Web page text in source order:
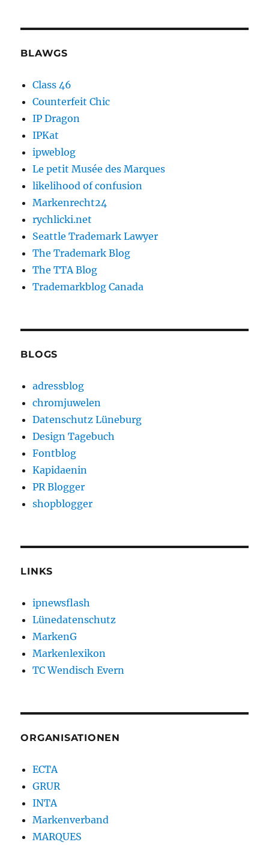
BLAWGS
Class 46
Counterfeit Chic
IP Dragon
IPKat
ipweblog
Le petit Musée des Marques
likelihood of confusion
Markenrecht24
rychlicki.net
Seattle Trademark Lawyer
The Trademark Blog
The TTA Blog
Trademarkblog Canada
BLOGS
adressblog
chromjuwelen
Datenschutz Lüneburg
Design Tagebuch
Fontblog
Kapidaenin
PR Blogger
shopblogger
LINKS
ipnewsflash
Lünedatenschutz
MarkenG
Markenlexikon
TC Wendisch Evern
ORGANISATIONEN
ECTA
GRUR
INTA
Markenverband
MARQUES